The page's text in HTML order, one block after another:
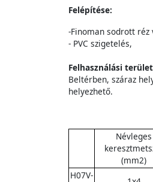
Felépítése:
-Finoman sodrott réz
- PVC szigetelés,
Felhasználási
Beltérben, száraz
helyezhető.
Névleges
(mm2)
H07V-